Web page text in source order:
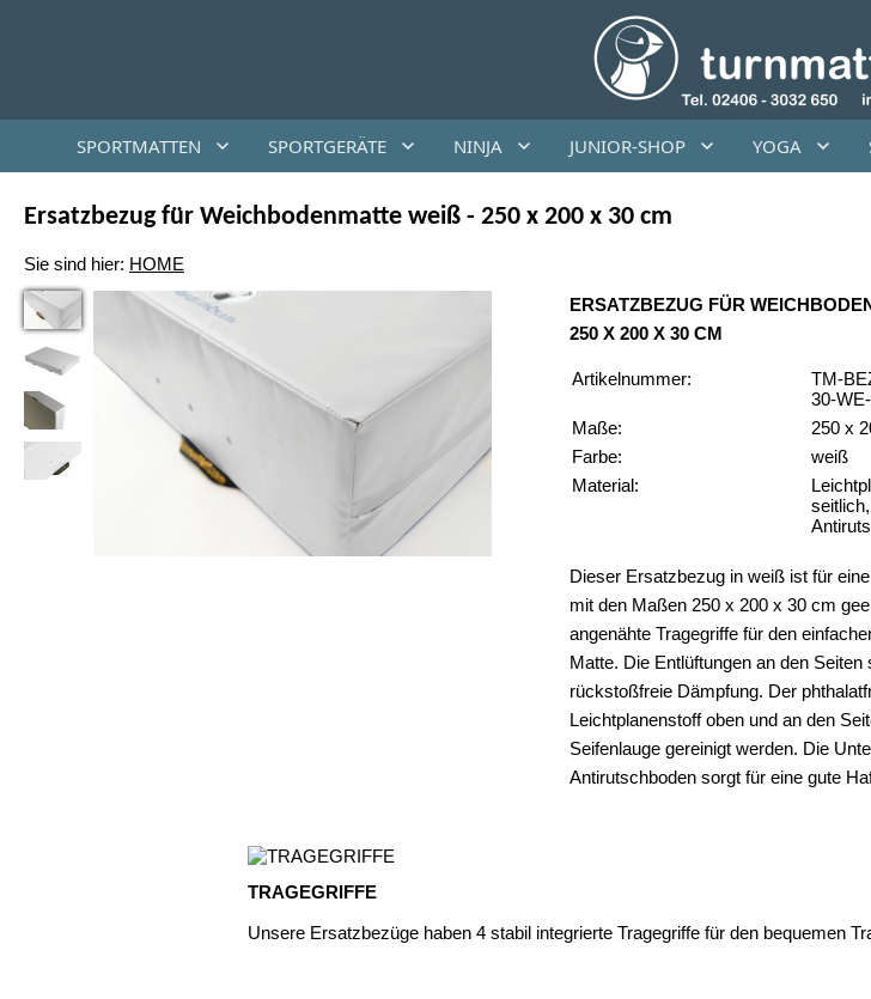
SPORTMATTEN SPORTGERÄTE NINJA JUNIOR-SHOP YOGA
Ersatzbezug für Weichbodenmatte weiß - 250 x 200 x 30 cm
Sie sind hier: HOME
ERSATZBEZUG FÜR
50 X 200 X 30 CM
Artikelnummer:
TM-
30-
Maße:
250 x
Farbe:
weiß
Material:
Dieser Ersatzbezug in weiß ist für
mit den Maßen 250 x 200 x 30 cm
angenähte Tragegriffe für den
Matte. Die Entlüftungen an den Seiten
rückstoßfreie Dämpfung. Der
Leichtplanenstoff oben und an den
Seifenlauge gereinigt werden. Die
Antirutschboden sorgt für eine gute
TRAGEGRIFFE
Unsere Ersatzbezüge haben 4 stabil integrierte Tragegriffe für den bequemen